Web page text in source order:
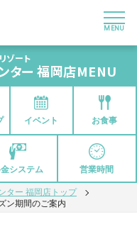
MENU
ゾート
ター 福岡店MENU
イベント お食事
システム 営業時間
ター 福岡店トップ
ン期間のご案内